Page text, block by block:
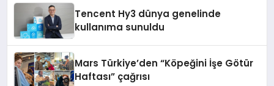
Tencent Hy3 dünya genelinde
kullanıma sunuldu
Mars Türkiye’den “Köpeğini İşe Götür
Haftası” çağrısı